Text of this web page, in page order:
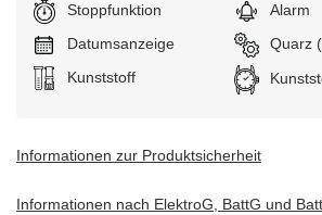
Stoppfunktion
Alarm
Datumsanzeige
Quarz
Armband:
Kunststoff
Informationen zur Produktsicherheit
Informationen nach ElektroG, BattG und